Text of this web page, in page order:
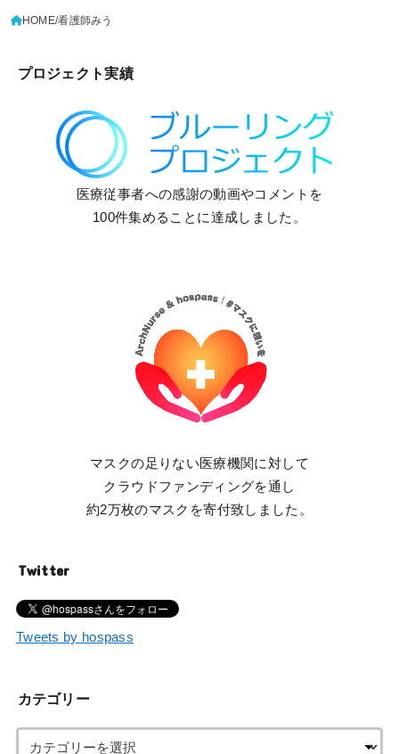
HOME 看護師みう
プロジェクト実績
医療従事者への感謝の動画やコメントを
100件集めることに達成しました。
マスクの足りない医療機関に対して
クラウドファンディングを通し
約2万枚のマスクを寄付致しました。
Twitter
Tweets by hospass
カテゴリー